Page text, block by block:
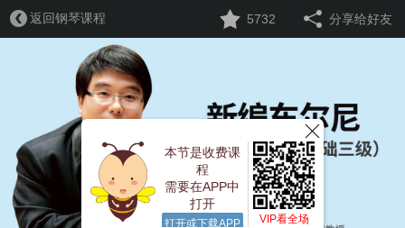
返回钢琴课程 5732 分享给好友
本节是收费课
程
需要在APP中
打开
打开或下载APP VIP看全场